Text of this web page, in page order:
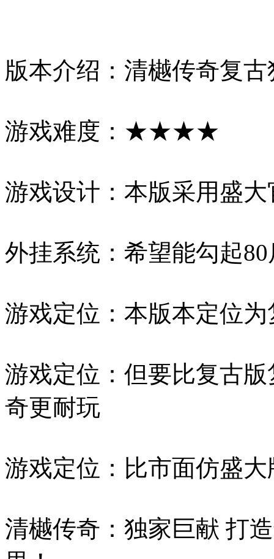
版本介绍：清樾传奇复
游戏难度：★★★★
游戏设计：本版采用盛
外挂系统：希望能勾起
游戏定位：本版本定位
游戏定位：但要比复古
奇更耐玩
游戏定位：比市面仿盛
清樾传奇：独家巨献 打